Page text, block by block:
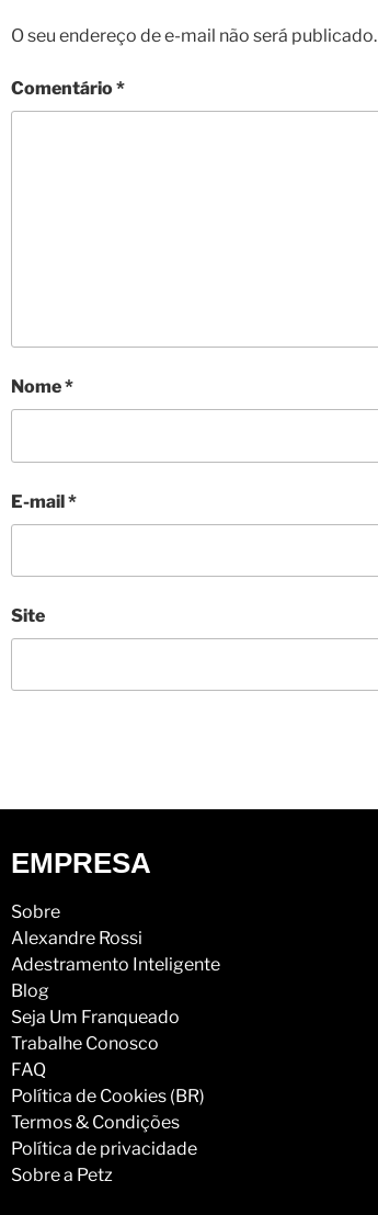
O seu endereço de e-mail não será publicado.
Comentário*
Nome*
E-mail*
Site
EMPRESA
Sobre
Alexandre Rossi
Adestramento Inteligente
Blog
Seja Um Franqueado
Trabalhe Conosco
FAQ
Política de Cookies (BR)
Termos & Condições
Política de privacidade
Sobre a Petz